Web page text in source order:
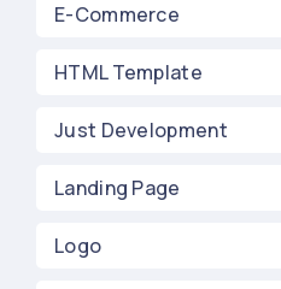
E-Commerce
HTML Template
Just Development
Landing Page
Logo